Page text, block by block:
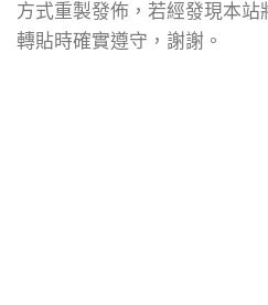
方式重製發佈，若經發現本
轉貼時確實遵守，謝謝。